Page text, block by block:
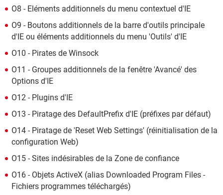
O8 - Eléments additionnels du menu contextuel d'IE
O9 - Boutons additionnels de la barre d'outils principale
d'IE ou éléments additionnels du menu 'Outils' d'IE
O10 - Pirates de Winsock
O11 - Groupes additionnels de la fenêtre 'Avancé' des
Options d'IE
O12 - Plugins d'IE
O13 - Piratage des DefaultPrefix d'IE (préfixes par défaut)
O14 - Piratage de 'Reset Web Settings' (réinitialisation de la
configuration Web)
O15 - Sites indésirables de la Zone de confiance
O16 - Objets ActiveX (alias Downloaded Program Files -
Fichiers programmes téléchargés)